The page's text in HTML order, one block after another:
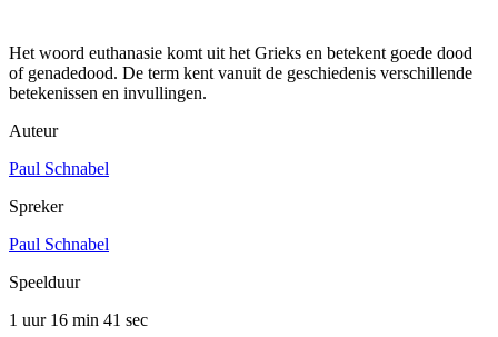
Het woord euthanasie komt uit het Grieks en betekent goede dood
of genadedood. De term kent vanuit de geschiedenis verschillende
betekenissen en invullingen.
Auteur
Paul Schnabel
Spreker
Paul Schnabel
Speelduur
1 uur 16 min 41 sec